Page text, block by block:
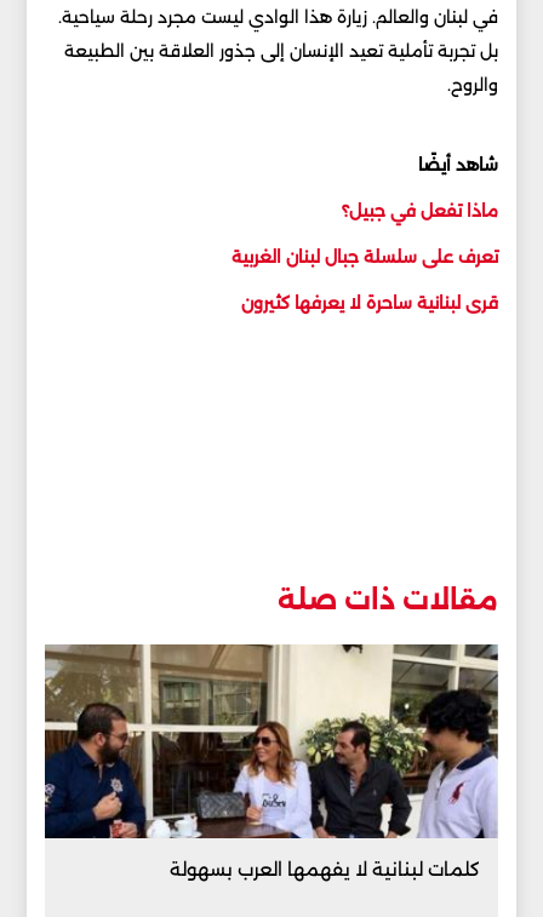
في لبنان والعالم. زيارة هذا الوادي ليست مجرد رحلة سياحية.
بل تجربة تأملية تعيد الإنسان إلى جذور العلاقة بين الطبيعة
والروح.
شاهد أيضًا
ماذا تفعل في جبيل؟
تعرف على سلسلة جبال لبنان الغربية
قرى لبنانية ساحرة لا يعرفها كثيرون
مقالات ذات صلة
كلمات لبنانية لا يفهمها العرب بسهولة